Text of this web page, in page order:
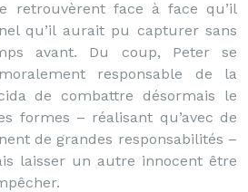
retrouvèrent face à face qu’il
qu’il aurait pu capturer sans
avant. Du coup, Peter se
responsable de la
de combattre désormais le
formes – réalisant qu’avec de
de grandes responsabilités –
laisser un autre innocent être